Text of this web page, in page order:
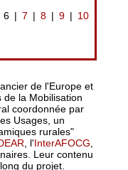
6 7 8 9
10
de l'Europe et
de la Mobilisation
coordonnée par
Usages, un
rurales"
, l'InterAFOCG,
Leur contenu
du projet.